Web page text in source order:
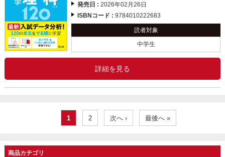
発売日 :2026年02月26日
ISBNコード :9784010222683
読者対象
中学生
詳細を見る
1 2 次へ › 最後へ »
商品カテゴリ